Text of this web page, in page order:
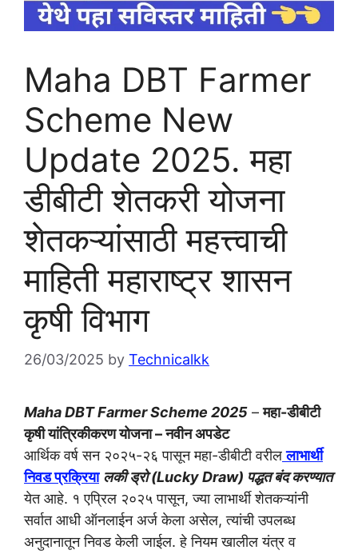
Maha DBT Farmer
Scheme New
Update 2025. महा
डीबीटी शेतकरी योजना
शेतकऱ्यांसाठी महत्त्वाची
माहिती महाराष्ट्र शासन
कृषी विभाग
26/03/2025 by Technicalkk
Maha DBT Farmer Scheme 2025 –महा-डीबीटी
कृषी यांत्रिकीकरण योजना – नवीन अपडेट
आर्थिक वर्ष सन २०२५-२६ पासून महा-डीबीटी वरील लाभार्थी
निवड प्रक्रिया लकी ड्रो (Lucky Draw) पद्धत बंद करण्यात
येत आहे. १ एप्रिल २०२५ पासून, ज्या लाभार्थी शेतकऱ्यांनी
सर्वात आधी ऑनलाईन अर्ज केला असेल, त्यांची उपलब्ध
अनुदानातून निवड केली जाईल. हे नियम खालील यंत्र व